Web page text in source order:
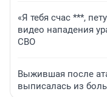
«Я тебя счас ***,
видео нападения
СВО
Выжившая после
выписалась из